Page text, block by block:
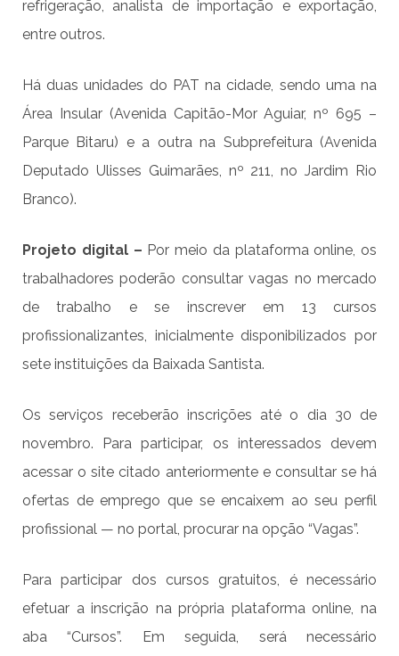
refrigeração, analista de importação e exportação,
entre outros.
Há duas unidades do PAT na cidade, sendo uma na
Área Insular (Avenida Capitão-Mor Aguiar, nº 695 –
Parque Bitaru) e a outra na Subprefeitura (Avenida
Deputado Ulisses Guimarães, nº 211, no Jardim Rio
Branco).
Projeto digital – Por meio da plataforma online, os
trabalhadores poderão consultar vagas no mercado
de trabalho e se inscrever em 13 cursos
profissionalizantes, inicialmente disponibilizados por
sete instituições da Baixada Santista.
Os serviços receberão inscrições até o dia 30 de
novembro. Para participar, os interessados devem
acessar o site citado anteriormente e consultar se há
ofertas de emprego que se encaixem ao seu perfil
profissional — no portal, procurar na opção “Vagas”.
Para participar dos cursos gratuitos, é necessário
efetuar a inscrição na própria plataforma online, na
aba “Cursos”. Em seguida, será necessário